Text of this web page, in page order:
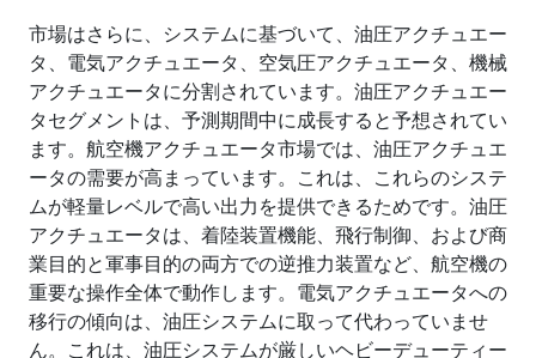
市場はさらに、システムに基づいて、油圧アクチュエー
タ、電気アクチュエータ、空気圧アクチュエータ、機械
アクチュエータに分割されています。油圧アクチュエー
タセグメントは、予測期間中に成長すると予想されてい
ます。航空機アクチュエータ市場では、油圧アクチュエ
ータの需要が高まっています。これは、これらのシステ
ムが軽量レベルで高い出力を提供できるためです。油圧
アクチュエータは、着陸装置機能、飛行制御、および商
業目的と軍事目的の両方での逆推力装置など、航空機の
重要な操作全体で動作します。電気アクチュエータへの
移行の傾向は、油圧システムに取って代わっていませ
ん。これは、油圧システムが厳しいヘビーデューティー